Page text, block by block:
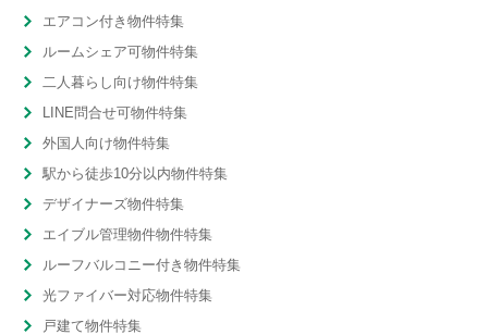
エアコン付き物件特集
ルームシェア可物件特集
二人暮らし向け物件特集
LINE問合せ可物件特集
外国人向け物件特集
駅から徒歩10分以内物件特集
デザイナーズ物件特集
エイブル管理物件物件特集
ルーフバルコニー付き物件特集
光ファイバー対応物件特集
戸建て物件特集